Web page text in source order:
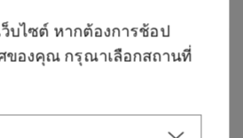
เหนือกาลเวลา แถมคง
นที่เหมาะจะฉีดยามคุณสวม
ว็บไซต์ หากต้องการช้อป
ของคุณ กรุณาเลือกสถานที่